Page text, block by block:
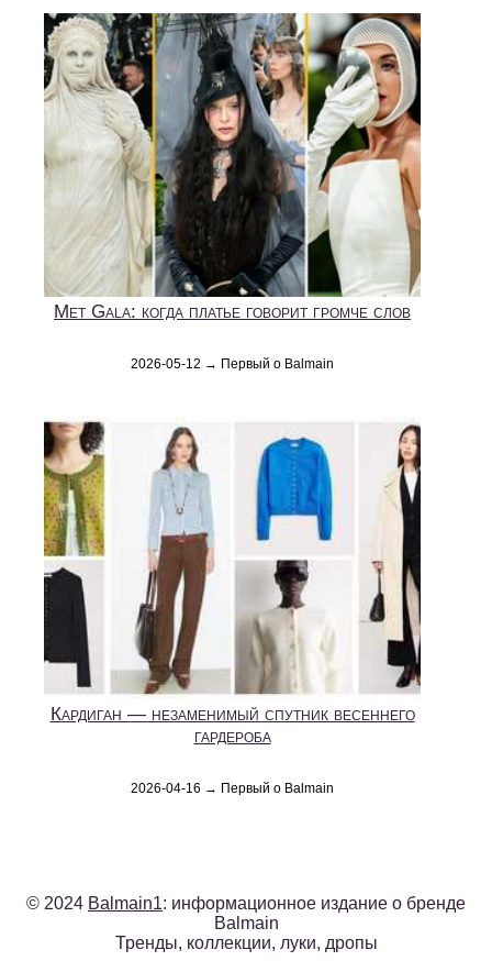
Met Gala: когда платье говорит громче слов
2026-05-12 → Первый о Balmain
Кардиган — незаменимый спутник весеннего
гардероба
2026-04-16 → Первый о Balmain
© 2024 Balmain1: информационное издание о бренде
Balmain
Тренды, коллекции, луки, дропы